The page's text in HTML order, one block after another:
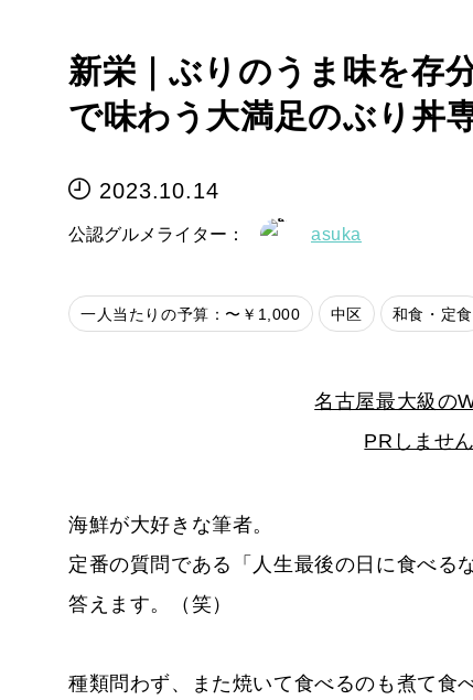
新栄｜ぶりのうま味を存
で味わう大満足のぶり丼
2023.10.14
公認グルメライター： asuka
一人当たりの予算：〜￥1,000 中区 和食・定食
名古屋最大級の
PRしませ
海鮮が大好きな筆者。
定番の質問である「人生最後の日に食べる
答えます。（笑）
種類問わず、また焼いて食べるのも煮て食